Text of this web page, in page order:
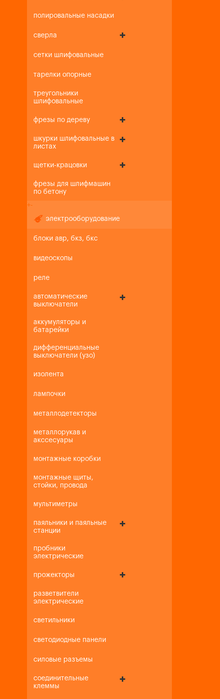
полировальные насадки
сверла
сетки шлифовальные
тарелки опорные
треугольники
шлифовальные
фрезы по дереву
шкурки шлифовальные в
листах
щетки-крацовки
фрезы для шлифмашин
по бетону
+-
электрооборудование
блоки авр, бкз, бкс
видеоскопы
реле
автоматические
выключатели
аккумуляторы и
батарейки
дифференциальные
выключатели (узо)
изолента
лампочки
металлодетекторы
металлорукав и
акссесуары
монтажные коробки
монтажные щиты,
стойки, провода
мультиметры
паяльники и паяльные
станции
пробники
электрические
прожекторы
разветвители
электрические
светильники
светодиодные панели
силовые разъемы
соединительные
клеммы